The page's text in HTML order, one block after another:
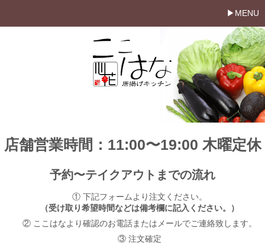
MENU
店舗営業時間：11:00〜19:00 木曜定休
予約〜テイクアウトまでの流れ
① 下記フォームより注文ください。
（受け取り希望時間などは備考欄に記入ください。）
② ここはなより確認のお電話またはメールでご連絡致します。
③ 注文確定